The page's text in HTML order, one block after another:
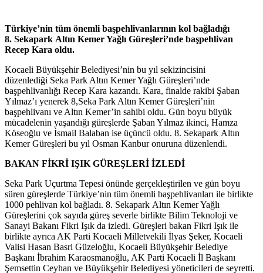
Türkiye’nin tüm önemli başpehlivanlarının kol bağladığı
8. Sekapark Altın Kemer Yağlı Güreşleri’nde başpehlivan
Recep Kara oldu.
Kocaeli Büyükşehir Belediyesi’nin bu yıl sekizincisini
düzenlediği Seka Park Altın Kemer Yağlı Güreşleri’nde
başpehlivanlığı Recep Kara kazandı. Kara, finalde rakibi Şaban
Yılmaz’ı yenerek 8,Seka Park Altın Kemer Güreşleri’nin
başpehlivanı ve Altın Kemer’in sahibi oldu. Gün boyu büyük
mücadelenin yaşandığı güreşlerde Şaban Yılmaz ikinci, Hamza
Köseoğlu ve İsmail Balaban ise üçüncü oldu. 8. Sekapark Altın
Kemer Güreşleri bu yıl Osman Kanbur onuruna düzenlendi.
BAKAN FİKRİ IŞIK GÜREŞLERİ İZLEDİ
Seka Park Uçurtma Tepesi önünde gerçekleştirilen ve gün boyu
süren güreşlerde Türkiye’nin tüm önemli başpehlivanları ile birlikte
1000 pehlivan kol bağladı. 8. Sekapark Altın Kemer Yağlı
Güreşlerini çok sayıda güreş severle birlikte Bilim Teknoloji ve
Sanayi Bakanı Fikri Işık da izledi. Güreşleri bakan Fikri Işık ile
birlikte ayrıca AK Parti Kocaeli Milletvekili İlyas Şeker, Kocaeli
Valisi Hasan Basri Güzeloğlu, Kocaeli Büyükşehir Belediye
Başkanı İbrahim Karaosmanoğlu, AK Parti Kocaeli İl Başkanı
Şemsettin Ceyhan ve Büyükşehir Belediyesi yöneticileri de seyretti.